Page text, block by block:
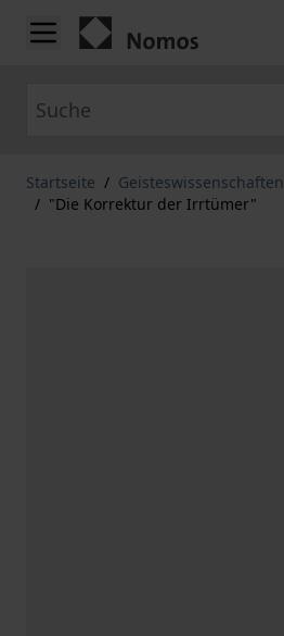
Zum Inhalt springen
Startseite / Geisteswissenschaften
/ "Die Korrektur der Irrtümer"